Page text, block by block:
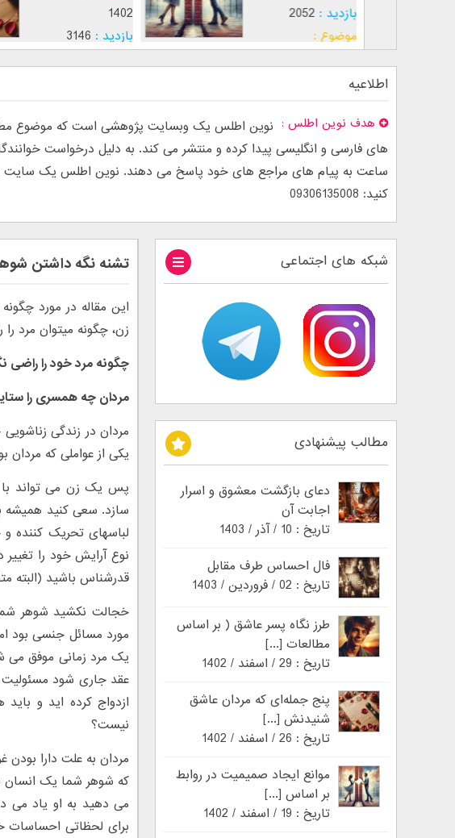
بازدید :
3146
بازدید :
2052
اطلاعیه
هدف نوین اطلس
نوین اطلس یک وبسایت پژوهشی است که موضوع
ساعت به پیام های مراجع های خود پاسخ می دهند. نوین اطلس یک سایت
کنید: 09306135008
تشنه نگه داشتن
این مقاله در مورد
زن، چگونه میتوان مرد
چگونه مرد خود را راضی
مردان چه همسری را
مردان در زندگی
یکی از عواملی که
پس یک زن می تواند با
سازد. سعی کنید همیشه
لباسهای تحریک کننده
نوع آرایش خود را
قدرشناس باشید (البته
خجالت نکشید شوهر
مورد مسائل جنسی بود
یک مرد زمانی موفق می
عقد جاری شود
ازدواج کرده اید و
نیست؟
مردان به علت دارا بودن
که شوهر شما یک انسان
می دهید به او یاد می
برای لحظاتی احساسات
شبکه های اجتماعی
مطالب پیشنهادی
دعای بازگشت معشوق و اسرار
اجابت آن
تاریخ : 10 / آذر / 1403
فال احساس طرف مقابل
تاریخ : 02 / فروردین / 1403
طرز نگاه پسر عاشق ( بر اساس
مطالعات [...]
تاریخ : 29 / اسفند / 1402
پنج جمله‌ای که مردان عاشق
شنیدنش [...]
تاریخ : 26 / اسفند / 1402
موانع ایجاد صمیمیت در روابط
بر اساس [...]
تاریخ : 19 / اسفند / 1402